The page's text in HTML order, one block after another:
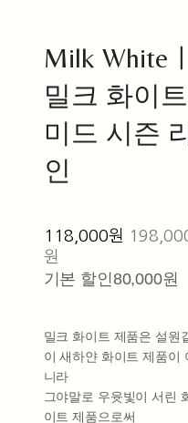
Milk Whiteㅣ
밀크 화이
미드 시즌
인
118,000원
원
기본 할인80,000원
밀크 화이트 제품은 설원
이 새하얀 화이트 제품이
니라
그야말로 우윳빛이 서린
이트 제품으로써